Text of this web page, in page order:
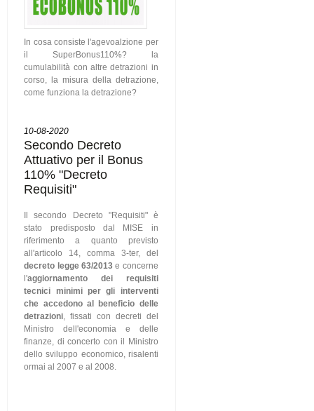
In cosa consiste l'agevoalzione per
il SuperBonus110%? la
cumulabilità con altre detrazioni in
corso, la misura della detrazione,
come funziona la detrazione?
10-08-2020
Secondo Decreto
Attuativo per il Bonus
110% "Decreto
Requisiti"
Il secondo Decreto "Requisiti" è
stato predisposto dal MISE in
riferimento a quanto previsto
all'articolo 14, comma 3-ter, del
decreto legge 63/2013 e concerne
l'aggiornamento dei requisiti
tecnici minimi per gli interventi
che accedono al beneficio delle
detrazioni, fissati con decreti del
Ministro dell'economia e delle
finanze, di concerto con il Ministro
dello sviluppo economico, risalenti
ormai al 2007 e al 2008.